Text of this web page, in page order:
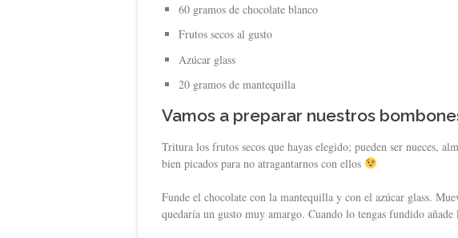
60 gramos de chocolate blanco
Frutos secos al gusto
Azúcar glass
20 gramos de mantequilla
Vamos a preparar nuestros
Tritura los frutos secos que hayas elegido; pueden ser nueces,
bien picados para no atragantarnos con ellos
Funde el chocolate con la mantequilla y con el azúcar glass.
quedaría un gusto muy amargo. Cuando lo tengas fundido añade